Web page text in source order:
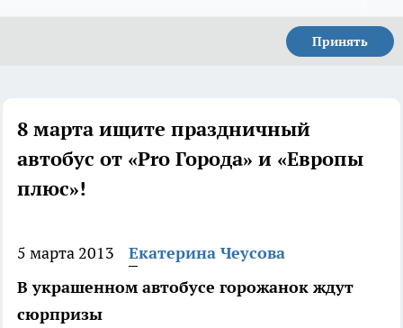
Принять
8 марта ищите праздничный
автобус от «Pro Города» и «Европы
плюс»!
5 марта 2013
Екатерина Чеусова
В украшенном автобусе горожанок ждут
сюрпризы